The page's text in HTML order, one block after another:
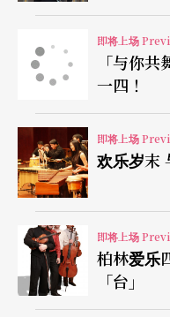
作品，之中更富含
迷喜爱的经典曲目。
曲》洋溢著浓厚迷人
人不禁随之起舞。
更带来近年来积极
大调第二号小提琴奏
后大赛决赛中拉奏
多面向的戏剧张力，
位全方位的小提琴家
曲目，曾宇谦也将
即将上场
「与你
一四！
即将上场
欢乐岁末
即将上场
柏林爱乐
「台」